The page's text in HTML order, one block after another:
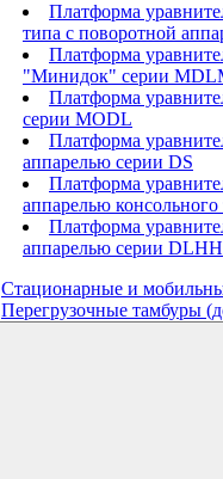
Платформа
типа с поворотной
Платформа
"Минидок" серии
Платформа
серии MODL
Платформа
аппарелью серии DS
Платформа
аппарелью
Платформа
аппарелью серии DLHH
Стационарные и
Перегрузочные тамбуры